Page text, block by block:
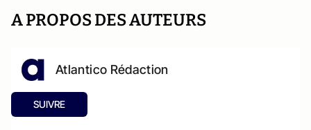
A PROPOS DES AUTEURS
Atlantico Rédaction
SUIVRE